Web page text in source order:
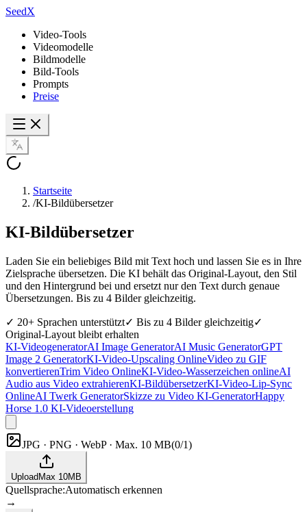
SeedX
Video-Tools
Videomodelle
Bildmodelle
Bild-Tools
Prompts
Preise
Startseite
/KI-Bildübersetzer
KI-Bildübersetzer
Laden Sie ein beliebiges Bild mit Text hoch und lassen Sie es in Ihre
Zielsprache übersetzen. Die KI behält das Original-Layout, den Stil
und den Hintergrund bei und ersetzt nur den Text durch genaue
Übersetzungen. Bis zu 4 Bilder gleichzeitig.
✓ 20+ Sprachen unterstützt✓ Bis zu 4 Bilder gleichzeitig✓
Original-Layout bleibt erhalten
KI-VideogeneratorAI Image GeneratorAI Music GeneratorGPT
Image 2 GeneratorKI-Video-Upscaling OnlineVideo zu GIF
konvertierenTrim Video OnlineKI-Video-Wasserzeichen onlineAI
Audio aus Video extrahierenKI-BildübersetzerKI-Video-Lip-Sync
OnlineAI Twerk GeneratorSkizze zu Video KI-GeneratorHappy
Horse 1.0 KI-Videoerstellung
JPG · PNG · WebP · Max. 10 MB(0/1)
Upload Max 10MB
Quellsprache:Automatisch erkennen
→